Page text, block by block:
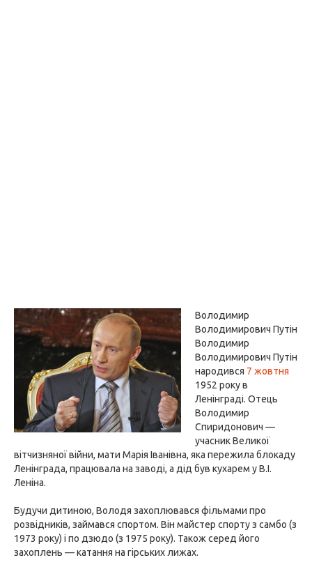
Володимир
Володимирович Путін
Володимир
Володимирович Путін
народився 7 жовтня
1952 року в
Ленінграді. Отець
Володимир
Спиридонович —
учасник Великої
вітчизняної війни, мати Марія Іванівна, яка пережила блокаду
Ленінграда, працювала на заводі, а дід був кухарем у В.І.
Леніна.
Будучи дитиною, Володя захоплювався фільмами про
розвідників, займався спортом. Він майстер спорту з самбо (з
1973 року) і по дзюдо (з 1975 року). Також серед його
захоплень — катання на гірських лижах.